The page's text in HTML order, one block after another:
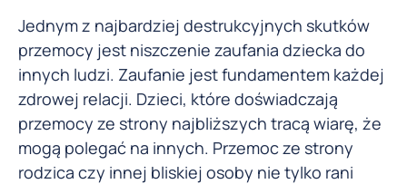
Jednym z najbardziej destrukcyjnych skutków
przemocy jest niszczenie zaufania dziecka do
innych ludzi. Zaufanie jest fundamentem każdej
zdrowej relacji. Dzieci, które doświadczają
przemocy ze strony najbliższych tracą wiarę, że
mogą polegać na innych. Przemoc ze strony
rodzica czy innej bliskiej osoby nie tylko rani